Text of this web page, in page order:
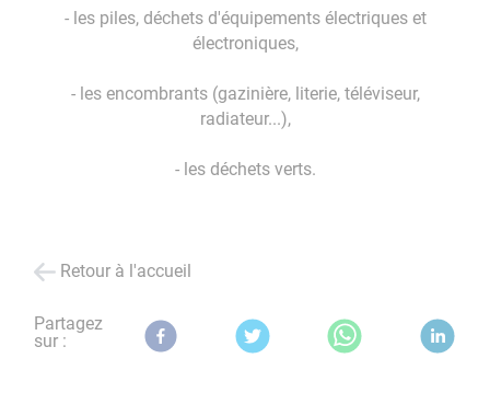
- les piles, déchets d'équipements électriques et
électroniques,
- les encombrants (gazinière, literie, téléviseur,
radiateur...),
- les déchets verts.
Retour à l'accueil
Partagez
sur :